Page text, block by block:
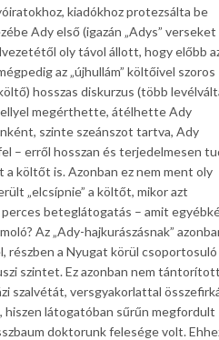
kiadókhoz protezsálta be
Ady első (igazán „Adys” verseket
oly távol állott, hogy előbb
az „újhullám” költőivel szoros
hosszas diskurzus (több
megérthette, átélhette Ady
szinte szeánszot tartva, Ady
– erről hosszan és terjedelmesen
a költőt is. Azonban ez nem ment oly
„elcsípnie” a költőt, mikor azt
perces beteglátogatás – amit
Az „Ady-hajkurászásnak”
részben a Nyugat körül csoportosuló
szintet. Ez azonban nem
szalvétát, versgyakorlattal
hiszen látogatóban sűrűn megfordult
doktorunk felesége volt.